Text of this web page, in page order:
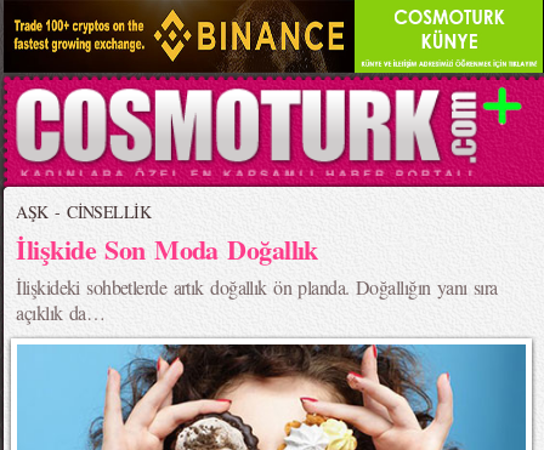
AŞK - CİNSELLİK
İlişkide Son Moda Doğallık
İlişkideki sohbetlerde artık doğallık ön planda. Doğallığın yanı sıra
açıklık da…